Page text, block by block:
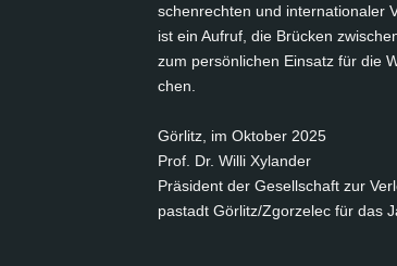
schen­rech­ten und in­ter­na­tio­na­ler
ist ein Auf­ruf, die Brü­cken
zum per­sön­li­chen Ein­satz für die
chen.
Gör­litz, im Ok­to­ber 2025
Prof. Dr. Wil­li Xy­lan­der
Prä­si­dent der Ge­sell­schaft zur
pa­stadt Gör­litz/Zgor­zelec für das